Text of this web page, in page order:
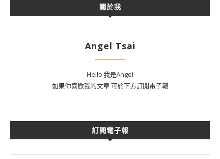
關於我
Angel Tsai
Hello 我是Angel
如果你喜歡我的文章 可於下方訂閱電子報
訂閱電子報